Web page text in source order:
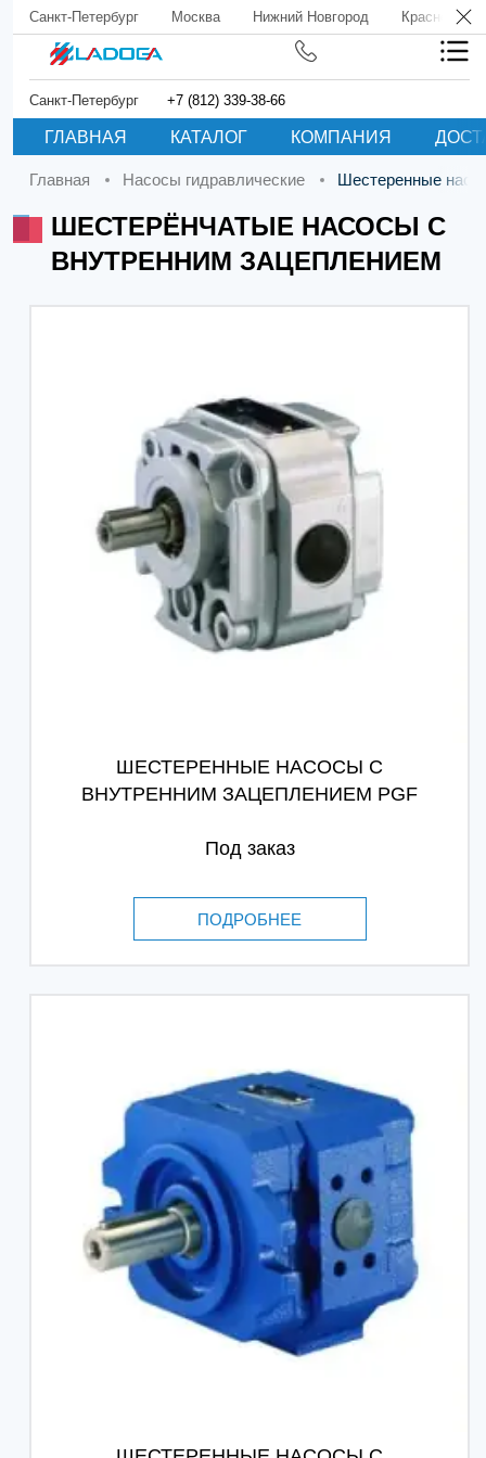
Санкт-Петербург Москва Нижний Новгород Краснодар
Санкт-Петербург +7 (812) 339-38-66
ГЛАВНАЯ КАТАЛОГ КОМПАНИЯ
Главная Насосы гидравлические Шестеренные
ШЕСТЕРЁНЧАТЫЕ НАСОСЫ С
ВНУТРЕННИМ ЗАЦЕПЛЕНИЕМ
ШЕСТЕРЕННЫЕ НАСОСЫ С
ВНУТРЕННИМ ЗАЦЕПЛЕНИЕМ PGF
Под заказ
ПОДРОБНЕЕ